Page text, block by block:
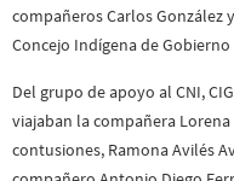
compañeros Carlos González
Concejo Indígena de
Del grupo de apoyo al CNI,
viajaban la compañera
contusiones, Ramona Avilés